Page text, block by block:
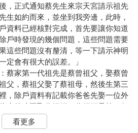
，正式通知蔡先生來宗天宮請示祖先
生如約而來，並坐到我旁邊，此時，
資料已經核對完成，首先要讓你知道
戶時發現的幾個問題，這些問題需要
這些問題沒有釐清，等一下請示神明
定會有很大的誤差。」
蔡家第一代祖先是蔡曾祖父，娶蔡曾
父，蔡祖父娶了蔡祖母，然後生第三
，除戶資料有記載你爸爸先娶一位外
生後才再娶你媽媽，你媽媽是第二任
第四代蔡大哥，也就是你大哥。因
一房，該拜的祖先是四代，含括你大
看更多